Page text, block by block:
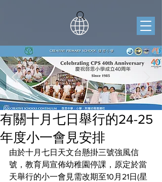
有關十月七日舉行的24-25
年度小一會見安排
由於十月七日天文台懸掛三號強風信
號，教育局宣佈幼稚園停課，原定於當
天舉行的小一會見需改期至10月21日(星